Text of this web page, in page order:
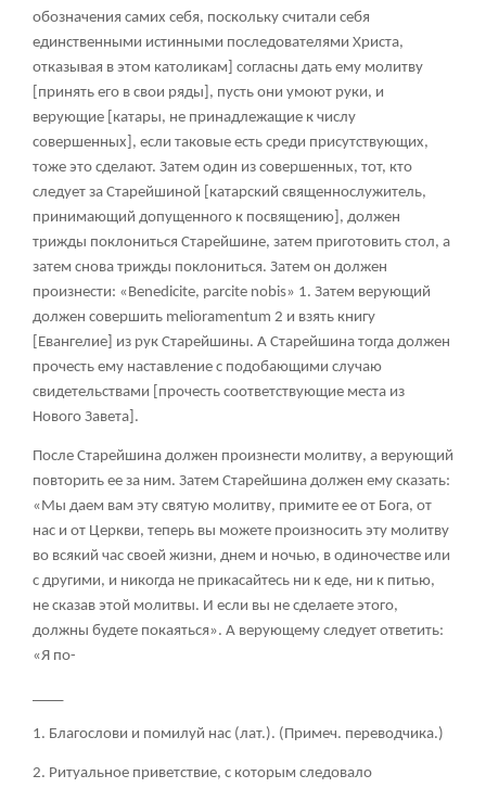
обозначения самих себя, поскольку считали себя
единственными истинными последователями Христа,
отказывая в этом католикам] согласны дать ему молитву
[принять его в свои ряды], пусть они умоют руки, и
верующие [катары, не принадлежащие к числу
совершенных], если таковые есть среди присутствующих,
тоже это сделают. Затем один из совершенных, тот, кто
следует за Старейшиной [катарский священнослужитель,
принимающий допущенного к посвящению], должен
трижды поклониться Старейшине, затем приготовить стол, а
затем снова трижды поклониться. Затем он должен
произнести: «Benedicite, parcite nobis» 1. Затем верующий
должен совершить melioramentum 2 и взять книгу
[Евангелие] из рук Старейшины. А Старейшина тогда должен
прочесть ему наставление с подобающими случаю
свидетельствами [прочесть соответствующие места из
Нового Завета].
После Старейшина должен произнести молитву, а верующий
повторить ее за ним. Затем Старейшина должен ему сказать:
«Мы даем вам эту святую молитву, примите ее от Бога, от
нас и от Церкви, теперь вы можете произносить эту молитву
во всякий час своей жизни, днем и ночью, в одиночестве или
с другими, и никогда не прикасайтесь ни к еде, ни к питью,
не сказав этой молитвы. И если вы не сделаете этого,
должны будете покаяться». А верующему следует ответить:
«Я по-
1. Благослови и помилуй нас (лат.). (Примеч. переводчика.)
2. Ритуальное приветствие, с которым следовало